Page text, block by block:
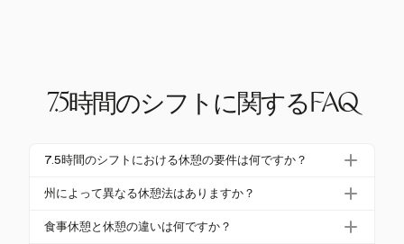
7.5時間のシフトに関するFAQ
7.5時間のシフトにおける休憩の要件は何ですか？
7.5時間のシフトにおける休憩の要件は州によって異
が、多くの州では食事と休憩の要件があります。例
州によって異なる休憩法はありますか？
はい、休憩法は州によって異なります。連邦法では
食事休憩と休憩の違いは何ですか？